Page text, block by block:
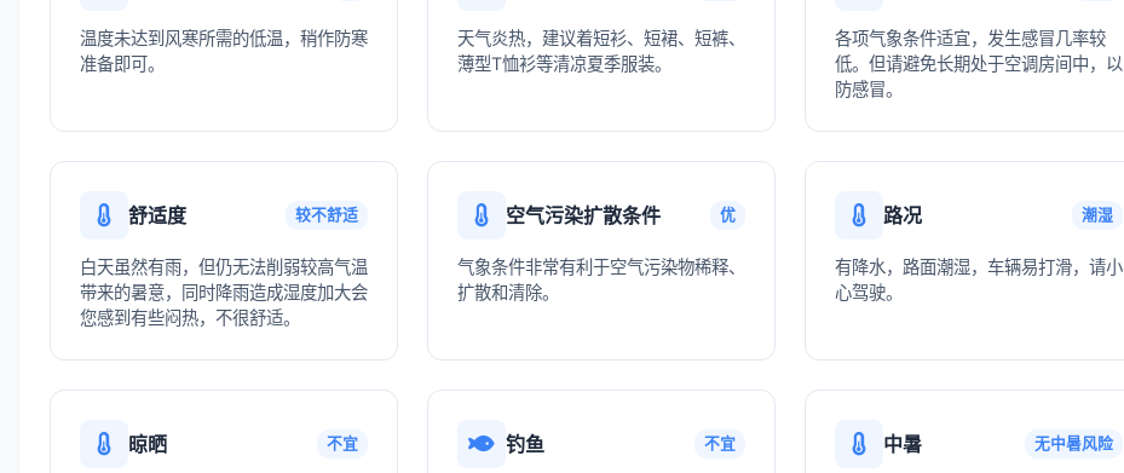
温度未达到风寒所需的低温，稍作防寒
准备即可。
天气炎热，建议着短衫、短裙、短裤、
薄型T恤衫等清凉夏季服装。
各项气象条件适宜，发生感冒几率较
低。但请避免长期处于空调房间中，以
防感冒。
舒适度 较不舒适
白天虽然有雨，但仍无法削弱较高气温
带来的暑意，同时降雨造成湿度加大会
您感到有些闷热，不很舒适。
空气污染扩散条件 优
气象条件非常有利于空气污染物稀释、
扩散和清除。
路况 潮湿
有降水，路面潮湿，车辆易打滑，请小
心驾驶。
晾晒 不宜 钓鱼 不宜 中暑 无中暑风险